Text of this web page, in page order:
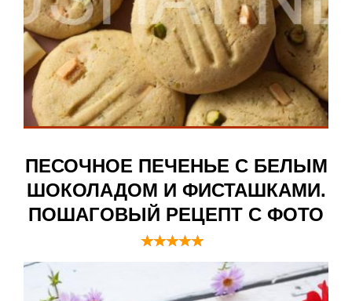
ПЕСОЧНОЕ ПЕЧЕНЬЕ С БЕЛЫМ
ШОКОЛАДОМ И ФИСТАШКАМИ.
ПОШАГОВЫЙ РЕЦЕПТ С ФОТО